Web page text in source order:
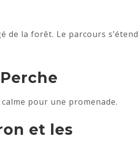
de la forêt. Le parcours s’étend
pour une promenade.
et les